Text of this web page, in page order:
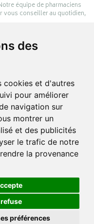
des
cookies et d'autres
pour améliorer
navigation sur
montrer un
et des publicités
le trafic de notre
la provenance
préférences
équipe de pharmaciens
vous conseiller au quotidien,
digital de la pharmacie
du-Fliers.
parmi des milliers de
et choisissez le retrait
toute simplicité.
une expérience pratique,
au service de votre
Tous droits réservés –
Pharmacie en ligne